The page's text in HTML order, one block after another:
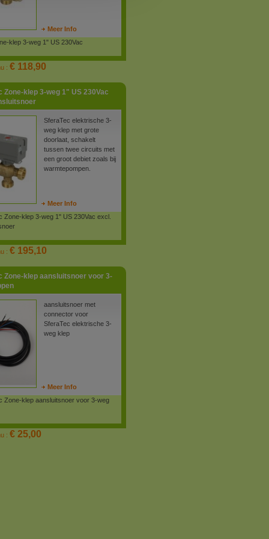
Meer Info
klep 3-weg 1" US 230Vac
: € 118,90
Zone-klep 3-weg 1" US 230Vac
SferaTec elektrische 3-
weg klep met grote
doorlaat, schakelt
tussen twee circuits met
een groot debiet zoals bij
warmtepompen.
Meer Info
Zone-klep 3-weg 1" US 230Vac excl.
: € 195,10
Zone-klep aansluitsnoer voor 3-
aansluitsnoer met
connector voor
SferaTec elektrische 3-
weg klep
Meer Info
Zone-klep aansluitsnoer voor 3-weg
: € 25,00